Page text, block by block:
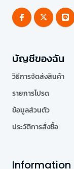
บัญชีของฉัน
วิธีการจัดส่งสินค้า
รายการโปรด
ข้อมูลส่วนตัว
ประวัติการสั่งซื้อ
Information